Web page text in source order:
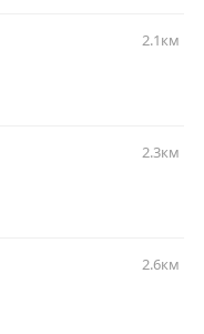
2.1км
2.3км
2.6км